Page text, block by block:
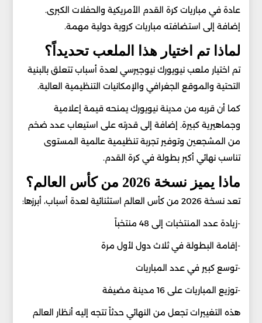
عادة في مباريات كرة القدم الأمريكية والحفلات الكبرى.
إضافة إلى استضافته مباريات كروية دولية مهمة.
لماذا تم اختيار هذا الملعب تحديداً؟
تم اختيار ملعب نيويورك نيوجيرسي لعدة أسباب تتعلق بالبنية
التحتية والموقع الجغرافي والإمكانيات التنظيمية العالية.
كما أن قربه من مدينة نيويورك يمنحه قيمة إعلامية
وجماهيرية كبيرة. إضافة إلى قدرته على استيعاب عدد ضخم
من المشجعين وتوفير تجربة تنظيمية عالمية المستوى
تناسب نهائي أكبر بطولة في كرة القدم.
ماذا يميز نسخة 2026 من كأس العالم؟
تعد نسخة 2026 من كأس العالم استثنائية لعدة أسباب، أبرزها:
-زيادة عدد المنتخبات إلى 48 منتخباً
-إقامة البطولة في ثلاث دول لأول مرة
-توسع كبير في عدد المباريات
-توزيع المباريات على 16 مدينة مضيفة
هذه التغييرات تجعل من النهائي حدثاً تتجه إليه أنظار العالم